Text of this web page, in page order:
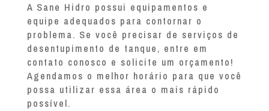
A Sane Hidro possui equipamentos e
equipe adequados para contornar o
problema. Se você precisar de serviços de
desentupimento de tanque, entre em
contato conosco e solicite um orçamento!
Agendamos o melhor horário para que você
possa utilizar essa área o mais rápido
possível.